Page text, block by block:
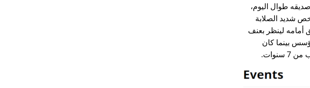
طوال اليوم،
شديد الصلابة
أمامه لينظر بعنف
بينما كان